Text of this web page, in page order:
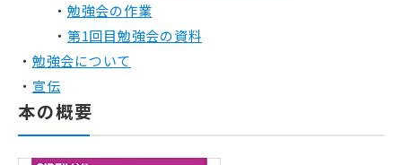
勉強会の作業
第1回目勉強会の資料
勉強会について
宣伝
本の概要